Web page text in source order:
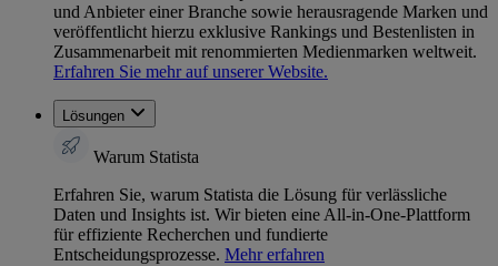
und Anbieter einer Branche sowie herausragende Marken und
veröffentlicht hierzu exklusive Rankings und Bestenlisten in
Zusammenarbeit mit renommierten Medienmarken weltweit.
Erfahren Sie mehr auf unserer Website.
Lösungen
Warum Statista
Erfahren Sie, warum Statista die Lösung für verlässliche
Daten und Insights ist. Wir bieten eine All-in-One-Plattform
für effiziente Recherchen und fundierte
Entscheidungsprozesse. Mehr erfahren